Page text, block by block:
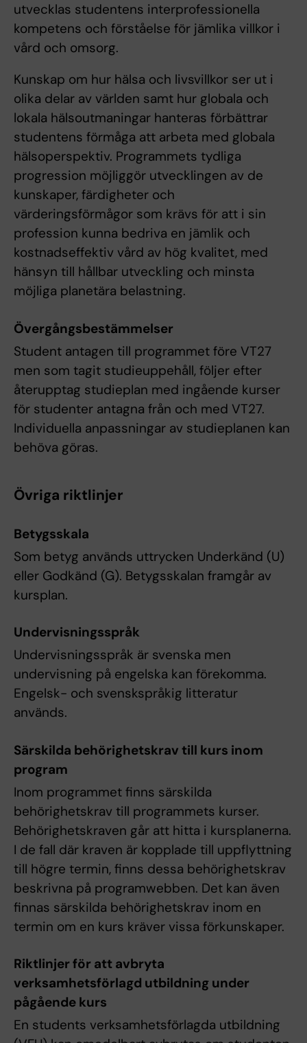
utvecklas studentens interprofessionella
kompetens och förståelse för jämlika villkor i
vård och omsorg.
Kunskap om hur hälsa och livsvillkor ser ut i
olika delar av världen samt hur globala och
lokala hälsoutmaningar hanteras förbättrar
studentens förmåga att arbeta med globala
hälsoperspektiv. Programmets tydliga
progression möjliggör utvecklingen av de
kunskaper, färdigheter och
värderingsförmågor som krävs för att i sin
profession kunna bedriva en jämlik och
kostnadseffektiv vård av hög kvalitet, med
hänsyn till hållbar utveckling och minsta
möjliga planetära belastning.
Övergångsbestämmelser
Student antagen till programmet före VT27
men som tagit studieuppehåll, följer efter
återupptag studieplan med ingående kurser
för studenter antagna från och med VT27.
Individuella anpassningar av studieplanen kan
behöva göras.
Övriga riktlinjer
Betygsskala
Som betyg används uttrycken Underkänd (U)
eller Godkänd (G). Betygsskalan framgår av
kursplan.
Undervisningsspråk
Undervisningsspråk är svenska men
undervisning på engelska kan förekomma.
Engelsk- och svenskspråkig litteratur
används.
Särskilda behörighetskrav till kurs inom
program
Inom programmet finns särskilda
behörighetskrav till programmets kurser.
Behörighetskraven går att hitta i kursplanerna.
I de fall där kraven är kopplade till uppflyttning
till högre termin, finns dessa behörighetskrav
beskrivna på programwebben. Det kan även
finnas särskilda behörighetskrav inom en
termin om en kurs kräver vissa förkunskaper.
Riktlinjer för att avbryta
verksamhetsförlagd utbildning under
pågående kurs
En students verksamhetsförlagda utbildning